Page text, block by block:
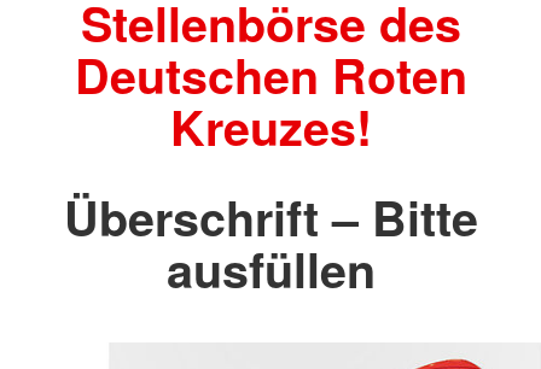
Stellenbörse des
Deutschen Roten
Kreuzes!
Überschrift – Bitte
ausfüllen